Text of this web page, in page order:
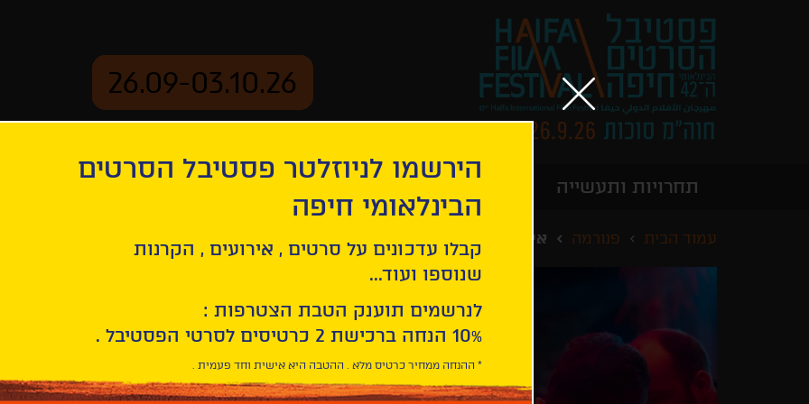
26.09-03.10.26
תחרויות ותעשייה
עמוד הבית פנורמה אימא מארה
הירשמו לניוזלטר פסטיבל הסרטים
הבינלאומי חיפה
קבלו עדכונים על סרטים , אירועים , הקרנות
שנוספו ועוד...
לנרשמים תוענק הטבת הצטרפות :
10% הנחה ברכישת 2 כרטיסים לסרטי הפסטיבל .
* ההנחה ממחיר כרטיס מלא . ההטבה היא אישית וחד פעמית .